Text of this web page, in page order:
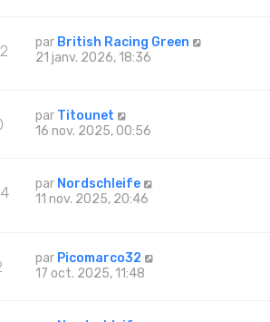
par British Racing Green
21 janv. 2026, 18:36
par Titounet
16 nov. 2025, 00:56
par Nordschleife
11 nov. 2025, 20:46
par Picomarco32
17 oct. 2025, 11:48